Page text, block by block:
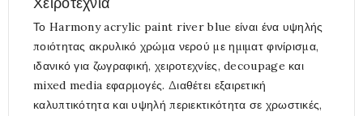
Το Harmony acrylic paint river blue είναι ένα υψηλής
ποιότητας ακρυλικό χρώμα νερού με ημιματ φινίρισμα,
ιδανικό για ζωγραφική, χειροτεχνίες, decoupage και
mixed media εφαρμογές. Διαθέτει εξαιρετική
καλυπτικότητα και υψηλή περιεκτικότητα σε χρωστικές,